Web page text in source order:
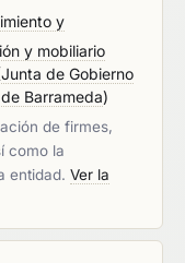
y
y mobiliario
Junta de Gobierno
Barrameda)
de firmes,
como la
entidad. Ver la